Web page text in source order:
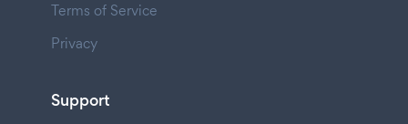
Terms of Service
Privacy
Support